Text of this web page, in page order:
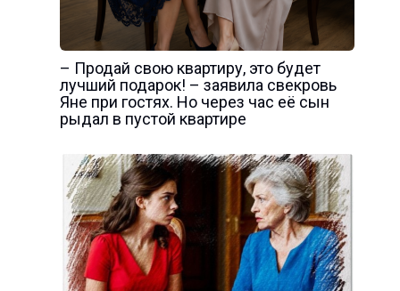
– Продай свою квартиру, это будет
лучший подарок! – заявила свекровь
Яне при гостях. Но через час её сын
рыдал в пустой квартире